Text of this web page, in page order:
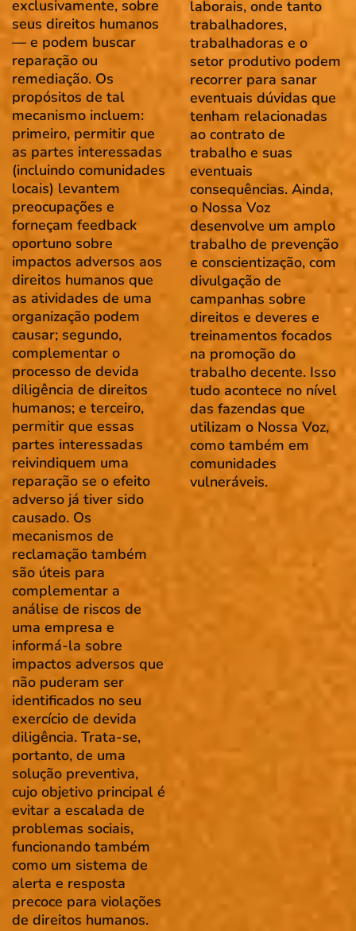
exclusivamente, sobre
seus direitos humanos
— e podem buscar
reparação ou
remediação. Os
propósitos de tal
mecanismo incluem:
primeiro, permitir que
as partes interessadas
(incluindo comunidades
locais) levantem
preocupações e
forneçam feedback
oportuno sobre
impactos adversos aos
direitos humanos que
as atividades de uma
organização podem
causar; segundo,
complementar o
processo de devida
diligência de direitos
humanos; e terceiro,
permitir que essas
partes interessadas
reivindiquem uma
reparação se o efeito
adverso já tiver sido
causado. Os
mecanismos de
reclamação também
são úteis para
complementar a
análise de riscos de
uma empresa e
informá-la sobre
impactos adversos que
não puderam ser
identificados no seu
exercício de devida
diligência. Trata-se,
portanto, de uma
solução preventiva,
cujo objetivo principal é
evitar a escalada de
problemas sociais,
funcionando também
como um sistema de
alerta e resposta
precoce para violações
de direitos humanos.
laborais, onde tanto
trabalhadores,
trabalhadoras e o
setor produtivo podem
recorrer para sanar
eventuais dúvidas que
tenham relacionadas
ao contrato de
trabalho e suas
eventuais
consequências. Ainda,
o Nossa Voz
desenvolve um amplo
trabalho de prevenção
e conscientização, com
divulgação de
campanhas sobre
direitos e deveres e
treinamentos focados
na promoção do
trabalho decente. Isso
tudo acontece no nível
das fazendas que
utilizam o Nossa Voz,
como também em
comunidades
vulneráveis.